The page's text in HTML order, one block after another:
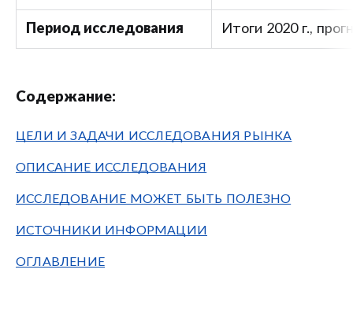
Период исследования Итоги 2020 г.,
Содержание:
ЦЕЛИ И ЗАДАЧИ ИССЛЕДОВАНИЯ РЫНКА
ОПИСАНИЕ ИССЛЕДОВАНИЯ
ИССЛЕДОВАНИЕ МОЖЕТ БЫТЬ ПОЛЕЗНО
ИСТОЧНИКИ ИНФОРМАЦИИ
ОГЛАВЛЕНИЕ